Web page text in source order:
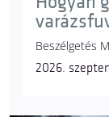
Beszélgetés
2026.